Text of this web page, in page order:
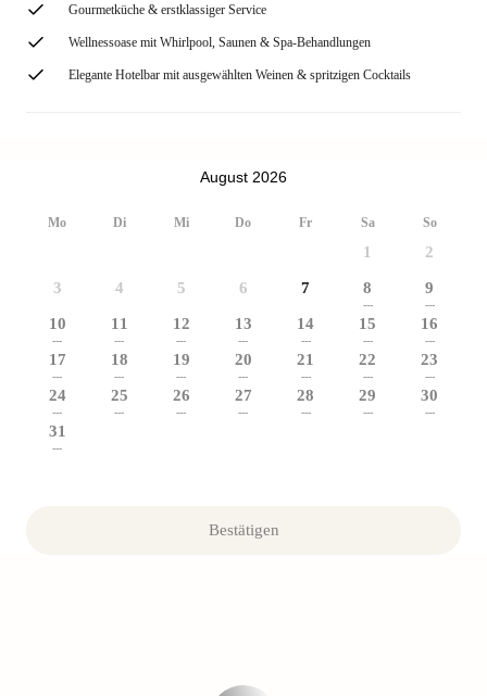
Gourmetküche & erstklassiger Service
Wellnessoase mit Whirlpool, Saunen & Spa-Behandlungen
Elegante Hotelbar mit ausgewählten Weinen & spritzigen Cocktails
August 2026
Mo Di Mi Do Fr Sa So
1 2
3 4 5 6 7 8
---
9
---
10
---
11
---
12
---
13
---
14
---
15
---
16
---
17
---
18
---
19
---
20
---
21
---
22
---
23
---
24
---
25
---
26
---
27
---
28
---
29
---
30
---
31
---
Bestätigen